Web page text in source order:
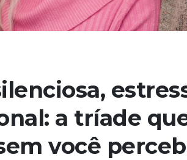
a tríade
você